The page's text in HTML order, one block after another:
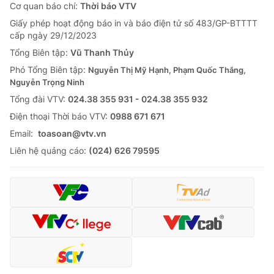
Cơ quan báo chí: Thời báo VTV
Giấy phép hoạt động báo in và báo điện tử số 483/GP-BTTTT
cấp ngày 29/12/2023
Tổng Biên tập: Vũ Thanh Thủy
Phó Tổng Biên tập: Nguyễn Thị Mỹ Hạnh, Phạm Quốc Thắng,
Nguyễn Trọng Ninh
Tổng đài VTV: 024.38 355 931 - 024.38 355 932
Ðiện thoại Thời báo VTV: 0988 671 671
Email: toasoan@vtv.vn
Liên hệ quảng cáo: (024) 626 79595